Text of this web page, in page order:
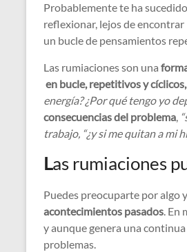
Probablemente te ha
reflexionar, lejos de
un bucle de pensamientos
Las rumiaciones son una
en bucle, repetitivos y cíclicos,
energía? ¿Por qué tengo yo
consecuencias del problema,
trabajo, “¿y si me quitan a mi
Las rumiaciones
Puedes preocuparte por algo
acontecimientos pasados. En
y aunque genera una
problemas.